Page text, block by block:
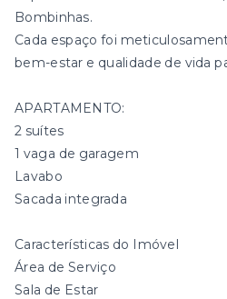
Bombinhas.
Cada espaço foi
bem-estar e qualidade de vida
APARTAMENTO:
2 suítes
1 vaga de garagem
Lavabo
Sacada integrada
Características do Imóvel
Área de Serviço
Sala de Estar